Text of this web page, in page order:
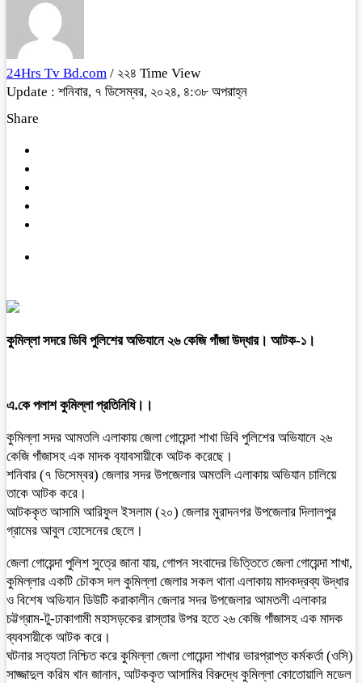
24Hrs Tv Bd.com / ২২৪ Time View
Update : শনিবার, ৭ ডিসেম্বর, ২০২৪, ৪:৩৮ অপরাহ্ন
Share
কুমিল্লা সদরে ডিবি পুলিশের অভিযানে ২৬ কেজি গাঁজা উদ্ধার। আটক-১।
এ.কে পলাশ কুমিল্লা প্রতিনিধি।।
কুমিল্লা সদর আমতলি এলাকায় জেলা গোয়েন্দা শাখা ডিবি পুলিশের অভিযানে ২৬
কেজি গাঁজাসহ এক মাদক ব‍্যাবসায়ীকে আটক করেছে।
শনিবার (৭ ডিসেম্বর) জেলার সদর উপজেলার অমতলি এলাকায় অভিযান চালিয়ে
তাকে আটক করে।
আটককৃত আসামি আরিফুল ইসলাম (২০) জেলার মুরাদনগর উপজেলার দিলালপুর
গ্রামের আবুল হোসেনের ছেলে।
জেলা গোয়েন্দা পুলিশ সুত্রে জানা যায়, গোপন সংবাদের ভিত্তিতে জেলা গোয়েন্দা শাখা,
কুমিল্লার একটি চৌকস দল কুমিল্লা জেলার সকল থানা এলাকায় মাদকদ্রব্য উদ্ধার
ও বিশেষ অভিযান ডিউটি করাকালীন জেলার সদর উপজেলার আমতলী এলাকার
চট্টগ্রাম-টু-ঢাকাগামী মহাসড়কের রাস্তার উপর হতে ২৬ কেজি গাঁজাসহ এক মাদক
ব্যবসায়ীকে আটক করে।
ঘটনার সত‍্যতা নিশ্চিত করে কুমিল্লা জেলা গোয়েন্দা শাখার ভারপ্রাপ্ত কর্মকর্তা (ওসি)
সাজ্জাদুল করিম খান জানান, আটককৃত আসামির বিরুদ্ধে কুমিল্লা কোতোয়ালি মডেল